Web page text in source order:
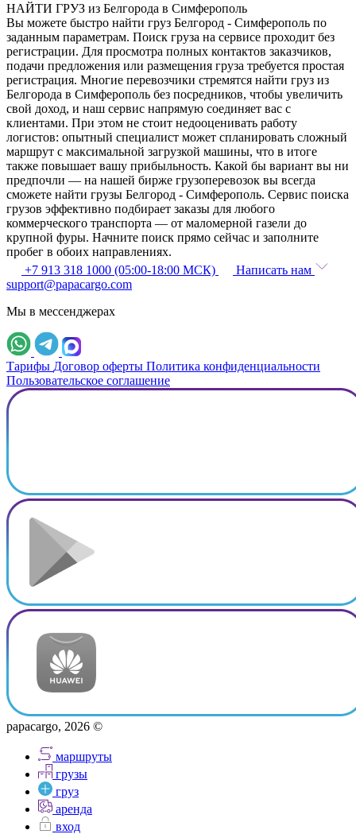
НАЙТИ ГРУЗ из Белгорода в Симферополь
Вы можете быстро найти груз Белгород - Симферополь по
заданным параметрам. Поиск груза на сервисе проходит без
регистрации. Для просмотра полных контактов заказчиков,
подачи предложения или размещения груза требуется простая
регистрация. Многие перевозчики стремятся найти груз из
Белгорода в Симферополь без посредников, чтобы увеличить
свой доход, и наш сервис напрямую соединяет вас с
клиентами. При этом не стоит недооценивать работу
логистов: опытный специалист может спланировать сложный
маршрут с максимальной загрузкой машины, что в итоге
также повышает вашу прибыльность. Какой бы вариант вы ни
предпочли — на нашей бирже грузоперевозок вы всегда
сможете найти грузы Белгород - Симферополь. Сервис поиска
грузов эффективно подбирает заказы для любого
коммерческого транспорта — от маломерной газели до
крупной фуры. Начните поиск прямо сейчас и заполните
пробег в обоих направлениях.
+7 913 318 1000 (05:00-18:00 МСК)
Написать нам
support@papacargo.com
Мы в мессенджерах
Тарифы Договор оферты Политика конфиденциальности
Пользовательское соглашение
papacargo, 2026 ©
маршруты
грузы
груз
аренда
вход